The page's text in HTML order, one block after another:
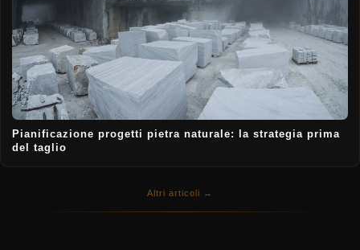
Pianificazione progetti pietra naturale: la strategia prima
del taglio
Altri articoli →